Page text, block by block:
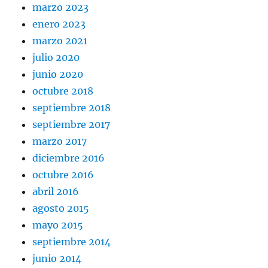
marzo 2023
enero 2023
marzo 2021
julio 2020
junio 2020
octubre 2018
septiembre 2018
septiembre 2017
marzo 2017
diciembre 2016
octubre 2016
abril 2016
agosto 2015
mayo 2015
septiembre 2014
junio 2014